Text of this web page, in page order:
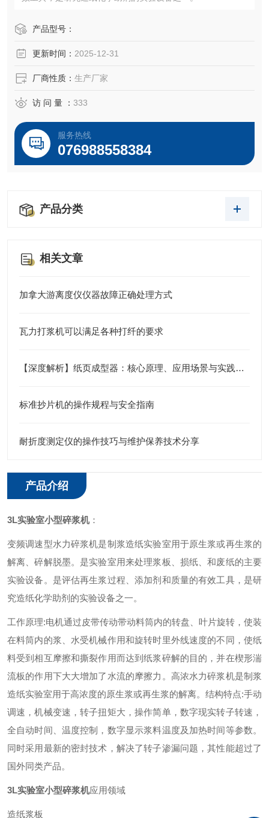
产品型号：
更新时间： 2025-12-31
厂商性质： 生产厂家
访 问 量 ： 333
服务热线
076988558384
产品分类
相关文章
加拿大游离度仪仪器故障正确处理方式
瓦力打浆机可以满足各种打纤的要求
【深度解析】纸页成型器：核心原理、应用场景与实践路径
标准抄片机的操作规程与安全指南
耐折度测定仪的操作技巧与维护保养技术分享
产品介绍
3L实验室小型碎浆机：
变频调速型水力碎浆机是制浆造纸实验室用于原生浆或再生浆的
解离、碎解脱墨。是实验室用来处理浆板、损纸、和废纸的主要
实验设备。是评估再生浆过程、添加剂和质量的有效工具，是研
究造纸化学助剂的实验设备之一。
工作原理:电机通过皮带传动带动料筒内的转盘、叶片旋转，使装
在料筒内的浆、水受机械作用和旋转时里外线速度的不同，使纸
料受到相互摩擦和撕裂作用而达到纸浆碎解的目的，并在楔形湍
流板的作用下大大增加了水流的摩擦力。高浓水力碎浆机是制浆
造纸实验室用于高浓度的原生浆或再生浆的解离。结构特点:手动
调速，机械变速，转子扭矩大，操作简单，数字现实转子转速，
全自动时间、温度控制，数字显示浆料温度及加热时间等参数。
同时采用最新的密封技术，解决了转子渗漏问题，其性能超过了
国外同类产品。
3L实验室小型碎浆机应用领域
造纸浆板